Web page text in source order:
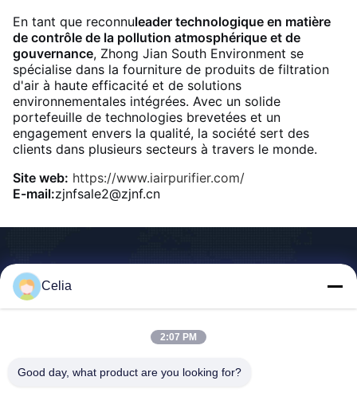
En tant que reconnuleader technologique en matière
de contrôle de la pollution atmosphérique et de
gouvernance, Zhong Jian South Environment se
spécialise dans la fourniture de produits de filtration
d'air à haute efficacité et de solutions
environnementales intégrées. Avec un solide
portefeuille de technologies brevetées et un
engagement envers la qualité, la société sert des
clients dans plusieurs secteurs à travers le monde.
Site web: https://www.iairpurifier.com/
E-mail:zjnfsale2@zjnf.cn
Shenzhen Zhong Jian South Environment
Co., Ltd.
Celia
2:07 PM
Good day, what product are you looking for?